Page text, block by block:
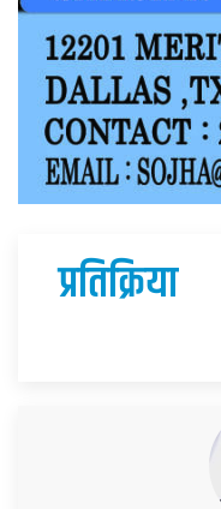
प्रतिक्रिया